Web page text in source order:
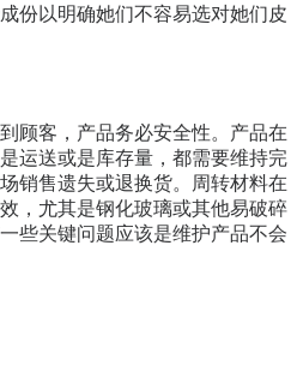
份以明确她们不容易选对她们皮
顾客，产品务必安全性。产品在
运送或是库存量，都需要维持完
销售遗失或退换货。周转材料在
，尤其是钢化玻璃或其他易破碎
些关键问题应该是维护产品不会